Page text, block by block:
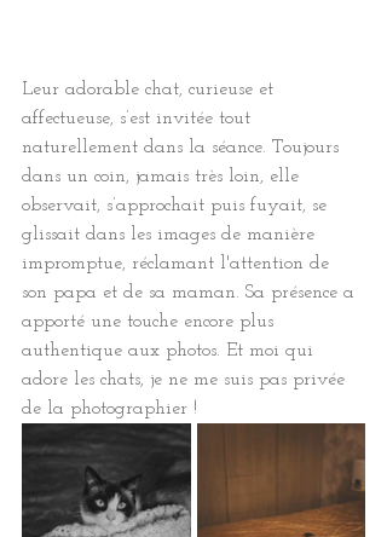
Leur adorable chat, curieuse et
affectueuse, s’est invitée tout
naturellement dans la séance. Toujours
dans un coin, jamais très loin, elle
observait, s’approchait puis fuyait, se
glissait dans les images de manière
impromptue, réclamant l'attention de
son papa et de sa maman. Sa présence a
apporté une touche encore plus
authentique aux photos. Et moi qui
adore les chats, je ne me suis pas privée
de la photographier !